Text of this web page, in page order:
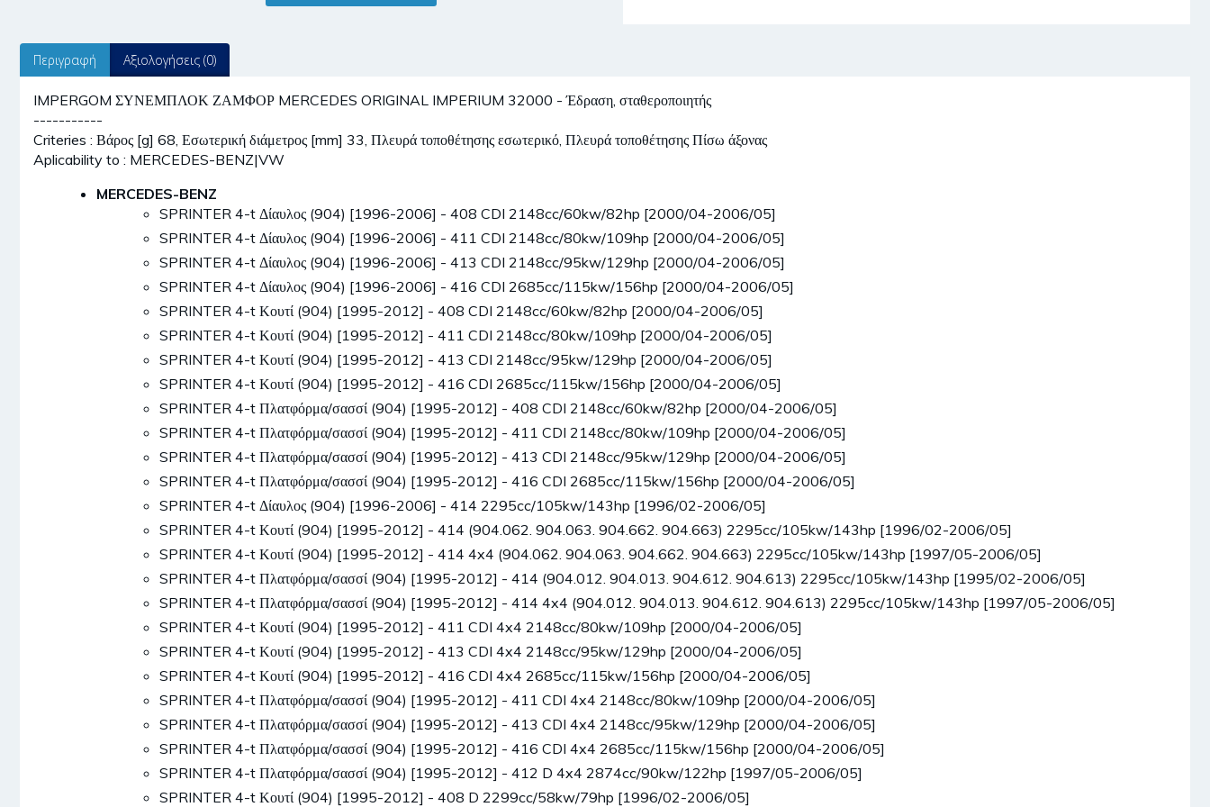
Περιγραφή Αξιολογήσεις (0)
IMPERGOM ΣΥΝΕΜΠΛΟΚ ΖΑΜΦΟΡ MERCEDES ORIGINAL IMPERIUM 32000 - Έδραση, σταθεροποιητής
-----------
Criteries : Βάρος [g] 68, Εσωτερική διάμετρος [mm] 33, Πλευρά τοποθέτησης εσωτερικό, Πλευρά τοποθέτησης Πίσω άξονας
Aplicability to : MERCEDES-BENZ|VW
MERCEDES-BENZ
SPRINTER 4-t Δίαυλος (904) [1996-2006] - 408 CDI 2148cc/60kw/82hp [2000/04-2006/05]
SPRINTER 4-t Δίαυλος (904) [1996-2006] - 411 CDI 2148cc/80kw/109hp [2000/04-2006/05]
SPRINTER 4-t Δίαυλος (904) [1996-2006] - 413 CDI 2148cc/95kw/129hp [2000/04-2006/05]
SPRINTER 4-t Δίαυλος (904) [1996-2006] - 416 CDI 2685cc/115kw/156hp [2000/04-2006/05]
SPRINTER 4-t Κουτί (904) [1995-2012] - 408 CDI 2148cc/60kw/82hp [2000/04-2006/05]
SPRINTER 4-t Κουτί (904) [1995-2012] - 411 CDI 2148cc/80kw/109hp [2000/04-2006/05]
SPRINTER 4-t Κουτί (904) [1995-2012] - 413 CDI 2148cc/95kw/129hp [2000/04-2006/05]
SPRINTER 4-t Κουτί (904) [1995-2012] - 416 CDI 2685cc/115kw/156hp [2000/04-2006/05]
SPRINTER 4-t Πλατφόρμα/σασσί (904) [1995-2012] - 408 CDI 2148cc/60kw/82hp [2000/04-2006/05]
SPRINTER 4-t Πλατφόρμα/σασσί (904) [1995-2012] - 411 CDI 2148cc/80kw/109hp [2000/04-2006/05]
SPRINTER 4-t Πλατφόρμα/σασσί (904) [1995-2012] - 413 CDI 2148cc/95kw/129hp [2000/04-2006/05]
SPRINTER 4-t Πλατφόρμα/σασσί (904) [1995-2012] - 416 CDI 2685cc/115kw/156hp [2000/04-2006/05]
SPRINTER 4-t Δίαυλος (904) [1996-2006] - 414 2295cc/105kw/143hp [1996/02-2006/05]
SPRINTER 4-t Κουτί (904) [1995-2012] - 414 (904.062. 904.063. 904.662. 904.663) 2295cc/105kw/143hp [1996/02-2006/05]
SPRINTER 4-t Κουτί (904) [1995-2012] - 414 4x4 (904.062. 904.063. 904.662. 904.663) 2295cc/105kw/143hp [1997/05-2006/05]
SPRINTER 4-t Πλατφόρμα/σασσί (904) [1995-2012] - 414 (904.012. 904.013. 904.612. 904.613) 2295cc/105kw/143hp [1995/02-2006/05]
SPRINTER 4-t Πλατφόρμα/σασσί (904) [1995-2012] - 414 4x4 (904.012. 904.013. 904.612. 904.613) 2295cc/105kw/143hp [1997/05-2006/05]
SPRINTER 4-t Κουτί (904) [1995-2012] - 411 CDI 4x4 2148cc/80kw/109hp [2000/04-2006/05]
SPRINTER 4-t Κουτί (904) [1995-2012] - 413 CDI 4x4 2148cc/95kw/129hp [2000/04-2006/05]
SPRINTER 4-t Κουτί (904) [1995-2012] - 416 CDI 4x4 2685cc/115kw/156hp [2000/04-2006/05]
SPRINTER 4-t Πλατφόρμα/σασσί (904) [1995-2012] - 411 CDI 4x4 2148cc/80kw/109hp [2000/04-2006/05]
SPRINTER 4-t Πλατφόρμα/σασσί (904) [1995-2012] - 413 CDI 4x4 2148cc/95kw/129hp [2000/04-2006/05]
SPRINTER 4-t Πλατφόρμα/σασσί (904) [1995-2012] - 416 CDI 4x4 2685cc/115kw/156hp [2000/04-2006/05]
SPRINTER 4-t Πλατφόρμα/σασσί (904) [1995-2012] - 412 D 4x4 2874cc/90kw/122hp [1997/05-2006/05]
SPRINTER 4-t Κουτί (904) [1995-2012] - 408 D 2299cc/58kw/79hp [1996/02-2006/05]